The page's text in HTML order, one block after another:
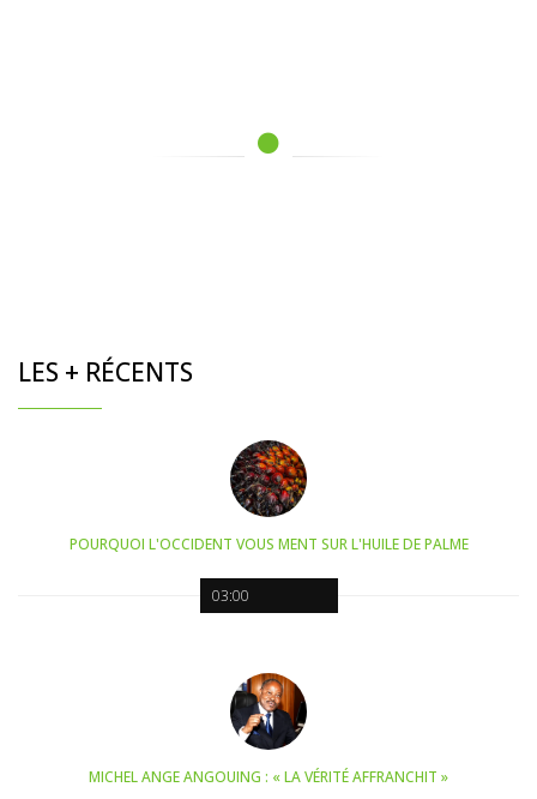
LES + RÉCENTS
03:00
POURQUOI L'OCCIDENT VOUS MENT SUR L'HUILE DE PALME
MICHEL ANGE ANGOUING : « LA VÉRITÉ AFFRANCHIT »